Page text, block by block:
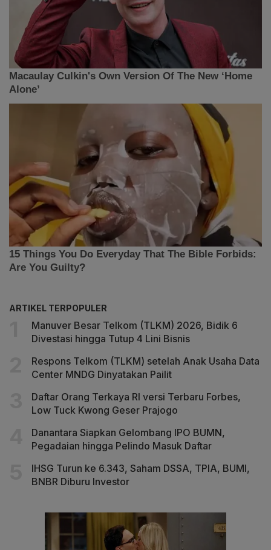
ARTIKEL TERPOPULER
Manuver Besar Telkom (TLKM) 2026, Bidik 6
Divestasi hingga Tutup 4 Lini Bisnis
Respons Telkom (TLKM) setelah Anak Usaha Data
Center MNDG Dinyatakan Pailit
Daftar Orang Terkaya RI versi Terbaru Forbes,
Low Tuck Kwong Geser Prajogo
Danantara Siapkan Gelombang IPO BUMN,
Pegadaian hingga Pelindo Masuk Daftar
IHSG Turun ke 6.343, Saham DSSA, TPIA, BUMI,
BNBR Diburu Investor